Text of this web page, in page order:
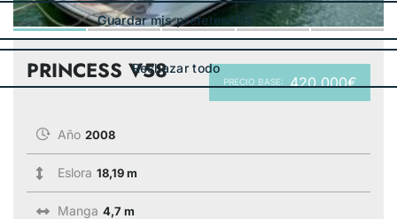
PRECIO BASE: 420 000€
PRINCESS V58
Año 2008
Eslora 18,19 m
Manga 4,7 m